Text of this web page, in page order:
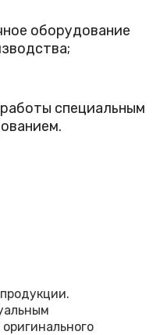
оборудование
специальным